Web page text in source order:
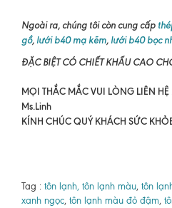
Ngoài ra, chúng tôi còn cung cấp
gồ, lưới b40 mạ kẽm, lưới b40 bọc
ĐẶC BIỆT CÓ CHIẾT KHẤU CAO
MỌI THẮC MẮC VUI LÒNG LIÊN
Ms.Linh
KÍNH CHÚC QUÝ KHÁCH SỨC
Tag : tôn lạnh, tôn lạnh màu, tôn
xanh ngọc, tôn lạnh màu đỏ đậm,